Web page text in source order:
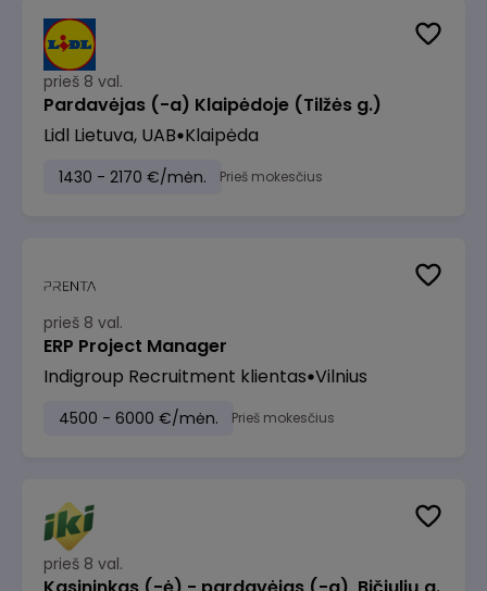
prieš 8 val.
Pardavėjas (-a) Klaipėdoje (Tilžės g.)
Lidl Lietuva, UAB Klaipėda
1430 - 2170 €/mėn. Prieš mokesčius
prieš 8 val.
ERP Project Manager
Indigroup Recruitment klientas Vilnius
4500 - 6000 €/mėn. Prieš mokesčius
prieš 8 val.